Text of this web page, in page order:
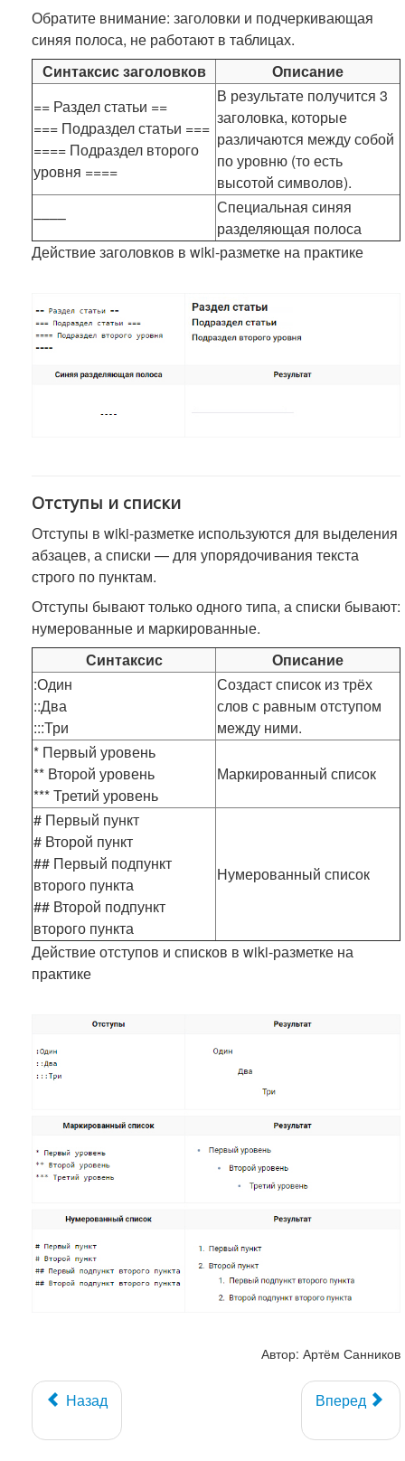
Обратите внимание: заголовки и подчеркивающая
синяя полоса, не работают в таблицах.
Синтаксис заголовков
Описание
== Раздел статьи ==
=== Подраздел статьи ===
==== Подраздел второго
уровня ====
В результате получится 3
заголовка, которые
различаются между собой
по уровню (то есть
высотой символов).
––––
Специальная синяя
разделяющая полоса
Действие заголовков в wiki-разметке на практике
Отступы и списки
Отступы в wiki-разметке используются для выделения
абзацев, а списки — для упорядочивания текста
строго по пунктам.
Отступы бывают только одного типа, а списки бывают:
нумерованные и маркированные.
Синтаксис
Описание
:Один
::Два
:::Три
Создаст список из трёх
слов с равным отступом
между ними.
* Первый уровень
** Второй уровень
*** Третий уровень
Маркированный список
# Первый пункт
# Второй пункт
## Первый подпункт
второго пункта
## Второй подпункт
второго пункта
Нумерованный список
Действие отступов и списков в wiki-разметке на
практике
Автор: Артём Санников
Назад Вперед